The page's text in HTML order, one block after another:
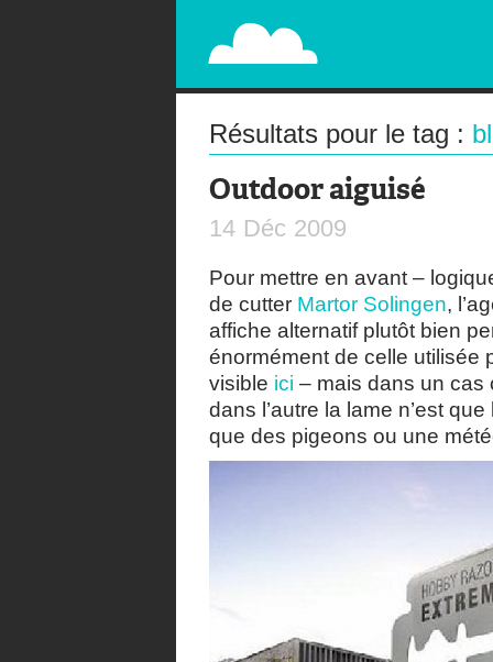
PAPERPLANE
STREET, AMBIENT, GUÉRILLA MARKETING
Résultats pour le tag :
Outdoor aiguisé
14 Déc 2009
Pour mettre en avant –
de cutter Martor Solingen,
affiche alternatif plutôt bien
énormément de celle utilisée
visible ici – mais dans un cas
dans l’autre la lame n’est
que des pigeons ou une